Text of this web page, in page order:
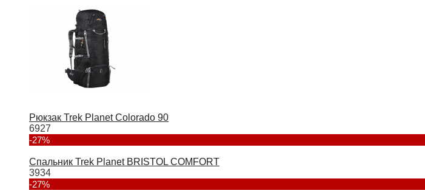
Рюкзак Trek Planet Colorado 90
6927
-27%
Спальник Trek Planet BRISTOL COMFORT
3934
-27%